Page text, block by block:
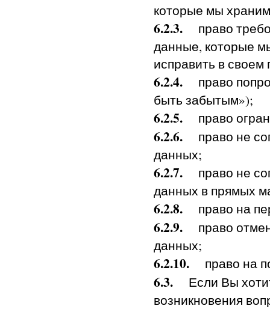
которые мы
6.2.3. право
данные, которые
исправить в
6.2.4.
право
быть забытым»);
6.2.5. право
6.2.6. право не
данных;
6.2.7.
право не
данных в прямых
6.2.8. право на
6.2.9.
право
данных;
6.2.10. право на
6.3. Если Вы
возникновения